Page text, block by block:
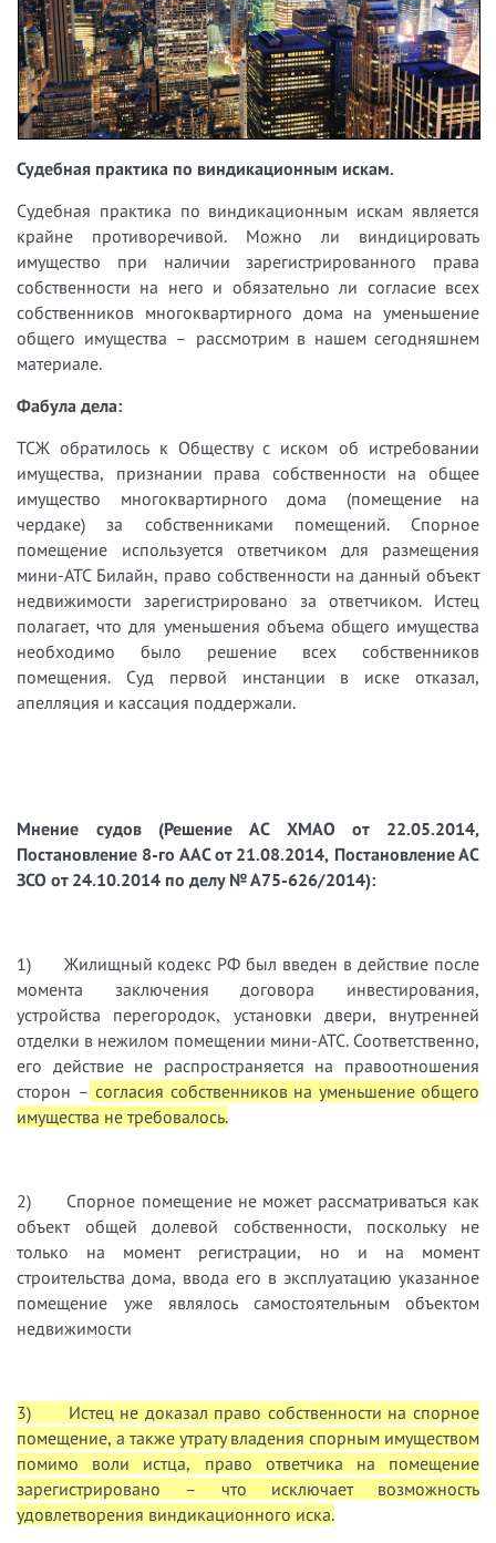
Судебная практика по виндикационным искам.
Судебная практика по виндикационным искам является
крайне противоречивой. Можно ли виндицировать
имущество при наличии зарегистрированного права
собственности на него и обязательно ли согласие всех
собственников многоквартирного дома на уменьшение
общего имущества – рассмотрим в нашем сегодняшнем
материале.
Фабула дела:
ТСЖ обратилось к Обществу с иском об истребовании
имущества, признании права собственности на общее
имущество многоквартирного дома (помещение на
чердаке) за собственниками помещений. Спорное
помещение используется ответчиком для размещения
мини-АТС Билайн, право собственности на данный объект
недвижимости зарегистрировано за ответчиком. Истец
полагает, что для уменьшения объема общего имущества
необходимо было решение всех собственников
помещения. Суд первой инстанции в иске отказал,
апелляция и кассация поддержали.
Мнение судов (Решение АС ХМАО от 22.05.2014,
Постановление 8-го ААС от 21.08.2014, Постановление АС
ЗСО от 24.10.2014 по делу № А75-626/2014):
1) Жилищный кодекс РФ был введен в действие после
момента заключения договора инвестирования,
устройства перегородок, установки двери, внутренней
отделки в нежилом помещении мини-АТС. Соответственно,
его действие не распространяется на правоотношения
сторон – согласия собственников на уменьшение общего
имущества не требовалось.
2) Спорное помещение не может рассматриваться как
объект общей долевой собственности, поскольку не
только на момент регистрации, но и на момент
строительства дома, ввода его в эксплуатацию указанное
помещение уже являлось самостоятельным объектом
недвижимости
3) Истец не доказал право собственности на спорное
помещение, а также утрату владения спорным имуществом
помимо воли истца, право ответчика на помещение
зарегистрировано – что исключает возможность
удовлетворения виндикационного иска.